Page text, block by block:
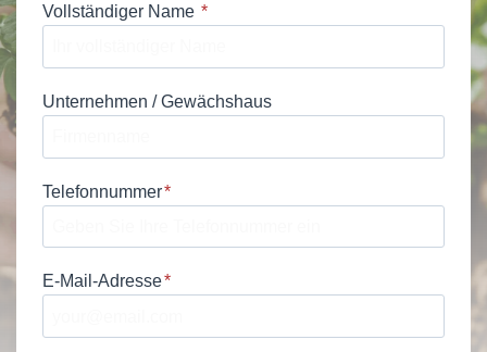
Vollständiger Name *
Unternehmen / Gewächshaus
Telefonnummer*
E-Mail-Adresse*